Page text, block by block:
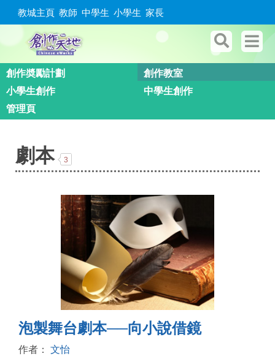
教城主頁 教師 中學生 小學生 家長
創作奬勵計劃
創作教室
小學生創作
中學生創作
管理頁
劇本 3
泡製舞台劇本──向小說借鏡
作者：
文怡